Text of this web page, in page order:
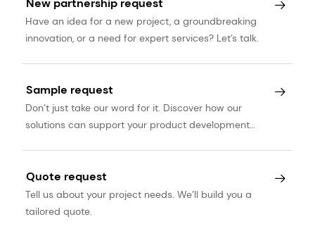
New partnership request
Have an idea for a new project, a groundbreaking
innovation, or a need for expert services? Let’s talk.
Sample request
Don’t just take our word for it. Discover how our
solutions can support your product development
Quote request
Tell us about your project needs. We’ll build you a
tailored quote.